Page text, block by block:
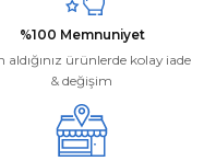
%100 Memnuniyet
aldığınız ürünlerde kolay iade
& değişim